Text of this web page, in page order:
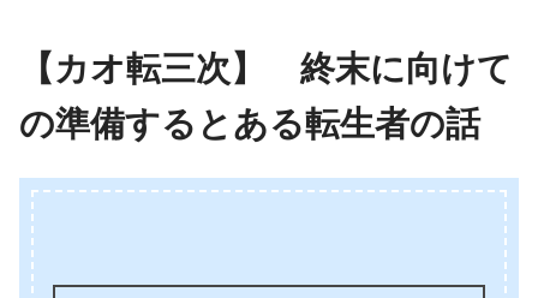
【カオ転三次】 終末に向けて
の準備するとある転生者の話